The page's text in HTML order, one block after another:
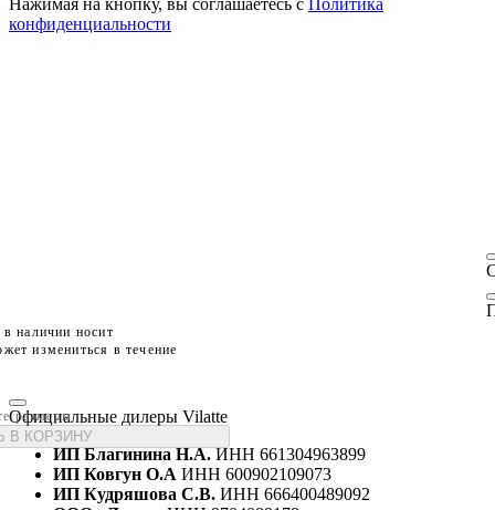
Нажимая на кнопку, вы соглашаетесь с Политика
конфиденциальности
наличии носит
измениться в течение
размеры
В КОРЗИНУ
Официальные дилеры Vilatte
ИП Благинина Н.А.ИНН 661304963899
ИП Ковгун О.А ИНН 600902109073
ИП Кудряшова С.В. ИНН 666400489092